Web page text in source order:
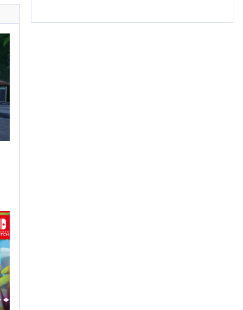
Rumor: Se filtran los primeros detalles de Resident Evil